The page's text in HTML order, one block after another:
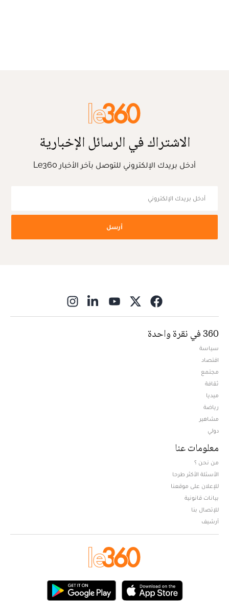
الاشتراك في الرسائل الإخبارية
أدخل بريدك الإلكتروني للتوصل بآخر الأخبار Le360
أرسل
360 في نقرة واحدة
سياسة
اقتصاد
مجتمع
ثقافة
ميديا
رياضة
مشاهير
دولي
معلومات عنا
من نحن ؟
الأسئلة الأكثر طرحا
للإعلان على موقعنا
بيانات قانونية
للإتصال بنا
أرشيف